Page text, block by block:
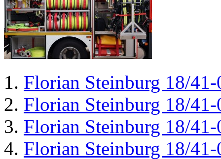
Florian Steinburg 18/41-
Florian Steinburg 18/41-
Florian Steinburg 18/41-
Florian Steinburg 18/41-